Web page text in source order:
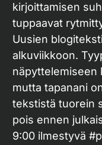
kirjoittamisen
tuppaavat
Uusien
alkuviikkoon.
näpyttelemiseen
mutta tapanani
tekstistä tuorein
pois ennen
9:00 ilmestyvä